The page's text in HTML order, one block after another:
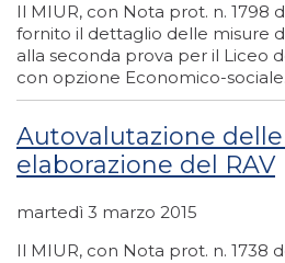
Il MIUR, con Nota prot. n. 1798
fornito il dettaglio delle misure
alla seconda prova per il Liceo
con opzione Economico-
Autovalutazione delle
elaborazione del RAV
martedì 3 marzo 2015
Il MIUR, con Nota prot. n. 1738